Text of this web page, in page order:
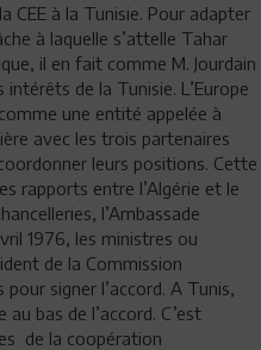
CEE à la Tunisie. Pour adapter
à laquelle s’attelle Tahar
il en fait comme M. Jourdain
de la Tunisie. L’Europe
une entité appelée à
avec les trois partenaires
leurs positions. Cette
rapports entre l’Algérie et le
l’Ambassade
1976, les ministres ou
de la Commission
signer l’accord. A Tunis,
bas de l’accord. C’est
de la coopération